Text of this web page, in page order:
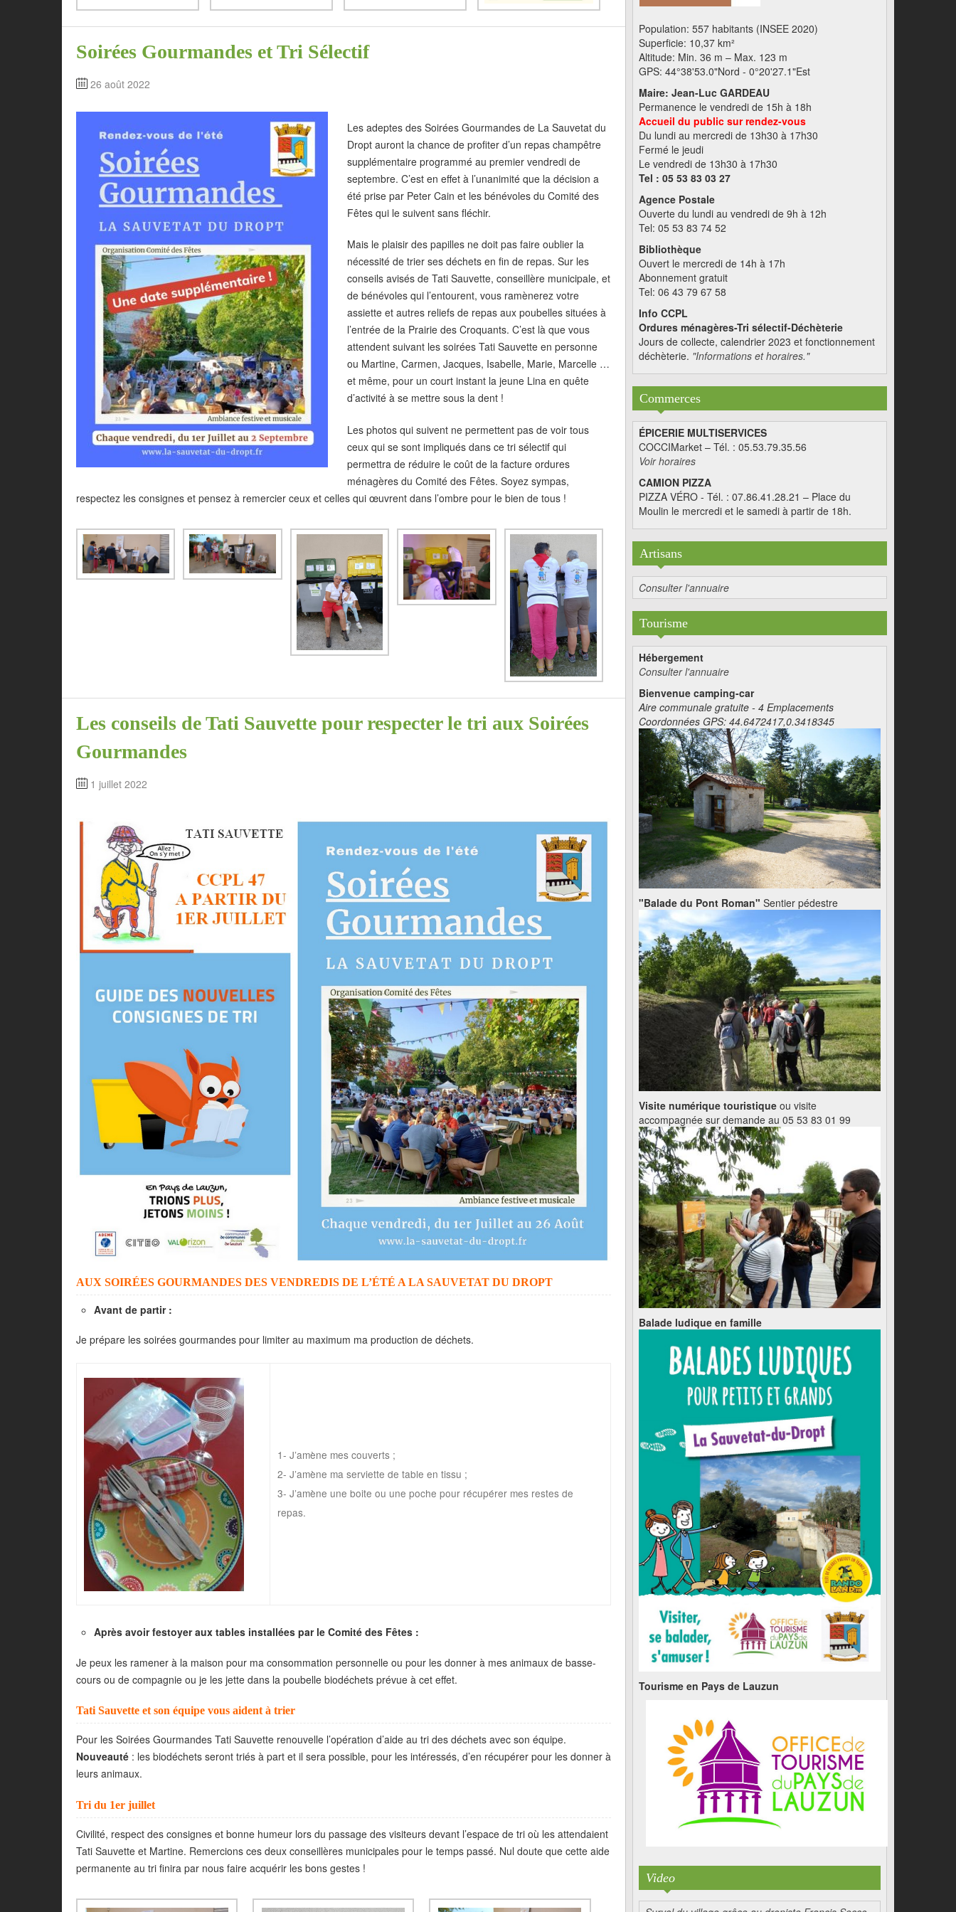
Soirées Gourmandes et Tri Sélectif
26 août 2022
Les adeptes des Soirées Gourmandes de La Sauvetat du
Dropt auront la chance de profiter d’un repas champêtre
supplémentaire programmé au premier vendredi de
septembre. C’est en effet à l’unanimité que la décision a
été prise par Peter Cain et les bénévoles du Comité des
Fêtes qui le suivent sans fléchir.
Mais le plaisir des papilles ne doit pas faire oublier la
nécessité de trier ses déchets en fin de repas. Sur les
conseils avisés de Tati Sauvette, conseillère municipale, et
de bénévoles qui l’entourent, vous ramènerez votre
assiette et autres reliefs de repas aux poubelles situées à
l’entrée de la Prairie des Croquants. C’est là que vous
attendent suivant les soirées Tati Sauvette en personne
ou Martine, Carmen, Jacques, Isabelle, Marie, Marcelle …
et même, pour un court instant la jeune Lina en quête
d’activité à se mettre sous la dent !
Les photos qui suivent ne permettent pas de voir tous
ceux qui se sont impliqués dans ce tri sélectif qui
permettra de réduire le coût de la facture ordures
ménagères du Comité des Fêtes. Soyez sympas,
respectez les consignes et pensez à remercier ceux et celles qui œuvrent dans l’ombre pour le bien de tous !
Les conseils de Tati Sauvette pour respecter le tri aux Soirées
Gourmandes
1 juillet 2022
AUX SOIRÉES GOURMANDES DES VENDREDIS DE L’ÉTÉ A LA SAUVETAT DU DROPT
Avant de partir :
Je prépare les soirées gourmandes pour limiter au maximum ma production de déchets.
1- J’amène mes couverts ;
2- J’amène ma serviette de table en tissu ;
3- J’amène une boite ou une poche pour récupérer mes restes de
repas.
Après avoir festoyer aux tables installées par le Comité des Fêtes :
Je peux les ramener à la maison pour ma consommation personnelle ou pour les donner à mes animaux de basse-
cours ou de compagnie ou je les jette dans la poubelle biodéchets prévue à cet effet.
Tati Sauvette et son équipe vous aident à trier
Pour les Soirées Gourmandes Tati Sauvette renouvelle l’opération d’aide au tri des déchets avec son équipe.
Nouveauté : les biodéchets seront triés à part et il sera possible, pour les intéressés, d’en récupérer pour les donner à
leurs animaux.
Tri du 1er juillet
Civilité, respect des consignes et bonne humeur lors du passage des visiteurs devant l’espace de tri où les attendaient
Tati Sauvette et Martine. Remercions ces deux conseillères municipales pour le temps passé. Nul doute que cette aide
permanente au tri finira par nous faire acquérir les bons gestes !
Population: 557 habitants (INSEE 2020)
Superficie: 10,37 km²
Altitude: Min. 36 m – Max. 123 m
GPS: 44°38'53.0"Nord - 0°20'27.1"Est
Maire: Jean-Luc GARDEAU
Permanence le vendredi de 15h à 18h
Accueil du public sur rendez-vous
Du lundi au mercredi de 13h30 à 17h30
Fermé le jeudi
Le vendredi de 13h30 à 17h30
Tel : 05 53 83 03 27
Agence Postale
Ouverte du lundi au vendredi de 9h à 12h
Tel: 05 53 83 74 52
Bibliothèque
Ouvert le mercredi de 14h à 17h
Abonnement gratuit
Tel: 06 43 79 67 58
Info CCPL
Ordures ménagères-Tri sélectif-Déchèterie
Jours de collecte, calendrier 2023 et fonctionnement
déchèterie. "Informations et horaires."
Commerces
ÉPICERIE MULTISERVICES
COCCIMarket – Tél. : 05.53.79.35.56
Voir horaires
CAMION PIZZA
PIZZA VÉRO - Tél. : 07.86.41.28.21 – Place du
Moulin le mercredi et le samedi à partir de 18h.
Artisans
Consulter l'annuaire
Tourisme
Hébergement
Consulter l'annuaire
Bienvenue camping-car
Aire communale gratuite - 4 Emplacements
Coordonnées GPS: 44.6472417,0.3418345
"Balade du Pont Roman" Sentier pédestre
Visite numérique touristique ou visite
accompagnée sur demande au 05 53 83 01 99
Balade ludique en famille
Tourisme en Pays de Lauzun
Video